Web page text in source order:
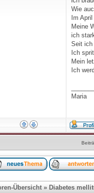
Wie
Im
Meine
ich
Seit ich
Ich
Mein
Ich
Maria
Übersicht» Diabetes